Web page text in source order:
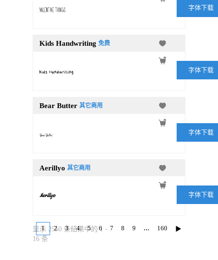
字体下载
Kids Handwriting 免费
字体下载
Bear Butter 其它商用
字体下载
Aerillyo 其它商用
字体下载
显示 2550 条结果中的 1 -
16 条
1 2 3 4 5 6 7 8 9 ... 160 ▶